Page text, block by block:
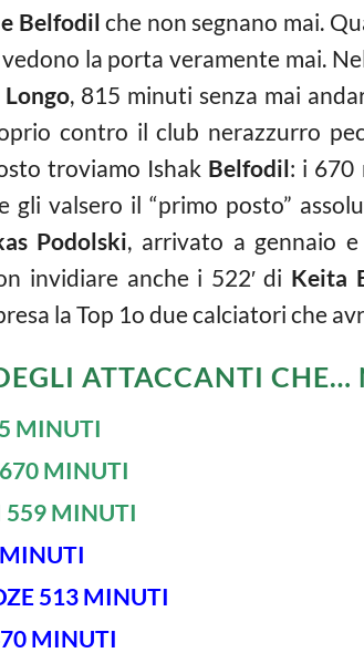
Belfodilche non segnano mai.
la porta veramente mai.
Longo, 815 minuti senza mai
contro il club nerazzurro
troviamo Ishak Belfodil: i 670
gli valsero il “primo posto”
Podolski, arrivato a gennaio
invidiare anche i 522′ di Keita
la Top 1o due calciatori che
ATTACCANTI
MINUTI
MINUTI
559 MINUTI
513 MINUTI
MINUTI